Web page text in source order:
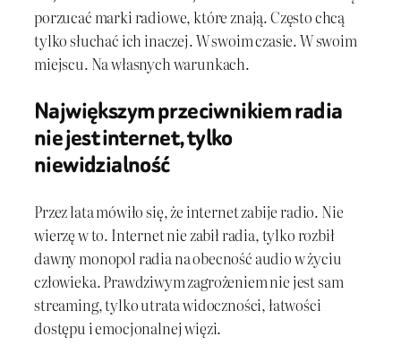
porzucać marki radiowe, które znają. Często chcą
tylko słuchać ich inaczej. W swoim czasie. W swoim
miejscu. Na własnych warunkach.
Największym przeciwnikiem radia
nie jest internet, tylko
niewidzialność
Przez lata mówiło się, że internet zabije radio. Nie
wierzę w to. Internet nie zabił radia, tylko rozbił
dawny monopol radia na obecność audio w życiu
człowieka. Prawdziwym zagrożeniem nie jest sam
streaming, tylko utrata widoczności, łatwości
dostępu i emocjonalnej więzi.